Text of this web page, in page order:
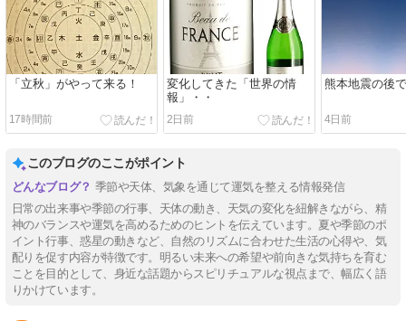
「立秋」がやって来る！
17時間前
変化してきた「世界の情
報」・・
2日前
熊本地震の後
4日前
このブログのここがポイント
季節や天体、気象を通じて運気を整える情報発信
日常の出来事や季節の行事、天体の動き、天気の変化を紐解きながら、精
神のバランスや運気を高めるためのヒントを伝えています。夏や季節のポ
イント行事、惑星の動きなど、自然のリズムに合わせた生活の心得や、気
配りを促す内容が特徴です。明るい未来への希望や前向きな気持ちを育む
ことを目的として、身近な話題からスピリチュアルな視点まで、幅広く語
りかけています。